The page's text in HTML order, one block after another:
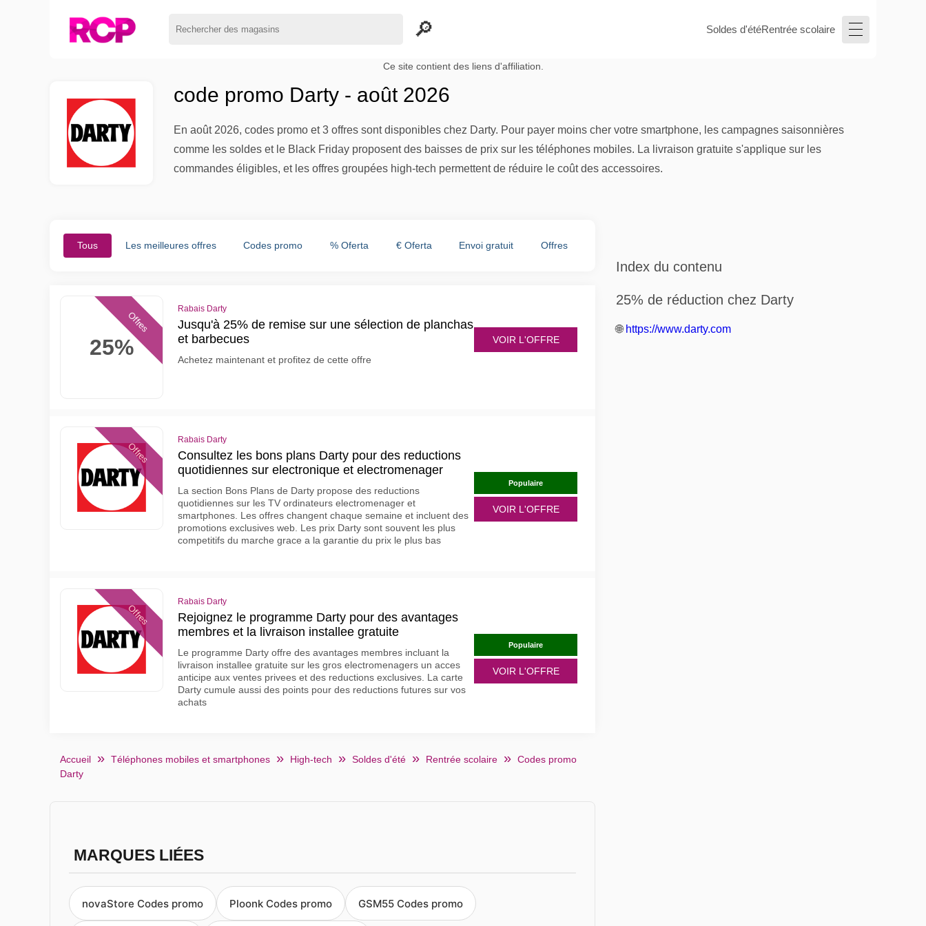
Soldes d'étéRentrée scolaire
Ce site contient des liens d'affiliation.
code promo Darty - août 2026
En août 2026, codes promo et 3 offres sont disponibles chez Darty. Pour payer moins cher votre smartphone, les campagnes saisonnières
comme les soldes et le Black Friday proposent des baisses de prix sur les téléphones mobiles. La livraison gratuite s'applique sur les
commandes éligibles, et les offres groupées high-tech permettent de réduire le coût des accessoires.
Tous Les meilleures offres Codes promo % Oferta € Oferta Envoi gratuit Offres
25%
Offres
Rabais Darty
Jusqu'à 25% de remise sur une sélection de planchas
et barbecues
Achetez maintenant et profitez de cette offre
VOIR L'OFFRE
Offres
Rabais Darty
Consultez les bons plans Darty pour des reductions
quotidiennes sur electronique et electromenager
La section Bons Plans de Darty propose des reductions
quotidiennes sur les TV ordinateurs electromenager et
smartphones. Les offres changent chaque semaine et incluent des
promotions exclusives web. Les prix Darty sont souvent les plus
competitifs du marche grace a la garantie du prix le plus bas
Populaire
VOIR L'OFFRE
Offres
Rabais Darty
Rejoignez le programme Darty pour des avantages
membres et la livraison installee gratuite
Le programme Darty offre des avantages membres incluant la
livraison installee gratuite sur les gros electromenagers un acces
anticipe aux ventes privees et des reductions exclusives. La carte
Darty cumule aussi des points pour des reductions futures sur vos
achats
Populaire
VOIR L'OFFRE
Accueil Téléphones mobiles et smartphones High-tech Soldes d'été Rentrée scolaire
Codes promo
Darty
MARQUES LIÉES
novaStore Codes promo Ploonk Codes promo GSM55 Codes promo
Index du contenu
25% de réduction chez Darty
🌐 https://www.darty.com